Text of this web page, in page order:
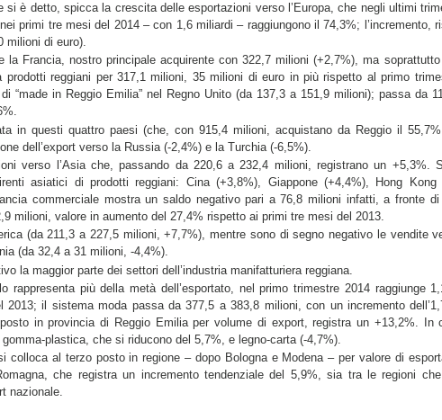
è detto, spicca la crescita delle esportazioni verso l’Europa, che negli ultimi
primi tre mesi del 2014 – con 1,6 miliardi – raggiungono il 74,3%; l’incremento,
milioni di euro).
la Francia, nostro principale acquirente con 322,7 milioni (+2,7%), ma
prodotti reggiani per 317,1 milioni, 35 milioni di euro in più rispetto al primo
“made in Reggio Emilia” nel Regno Unito (da 137,3 a 151,9 milioni); passa da
in questi quattro paesi (che, con 915,4 milioni, acquistano da Reggio il
dell’export verso la Russia (-2,4%) e la Turchia (-6,5%).
verso l’Asia che, passando da 220,6 a 232,4 milioni, registrano un +5,3%.
asiatici di prodotti reggiani: Cina (+3,8%), Giappone (+4,4%), Hong Kong
commerciale mostra un saldo negativo pari a 76,8 milioni infatti, a fronte di
milioni, valore in aumento del 27,4% rispetto ai primi tre mesi del 2013.
(da 211,3 a 227,5 milioni, +7,7%), mentre sono di segno negativo le vendite
(da 32,4 a 31 milioni, -4,4%).
la maggior parte dei settori dell’industria manifatturiera reggiana.
rappresenta più della metà dell’esportato, nel primo trimestre 2014 raggiunge
2013; il sistema moda passa da 377,5 a 383,8 milioni, con un incremento
in provincia di Reggio Emilia per volume di export, registra un +13,2%. In
plastica, che si riducono del 5,7%, e legno-carta (-4,7%).
colloca al terzo posto in regione – dopo Bologna e Modena – per valore di
che registra un incremento tendenziale del 5,9%, sia tra le regioni
nazionale.